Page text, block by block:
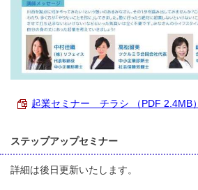
起業セミナー チラシ （PDF 2.4MB）
ステップアップセミナー
詳細は後日更新いたします。